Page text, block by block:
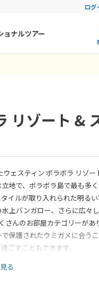
ログ
ハンガリー
クロアチア
ルーマニア
フェロー諸島
ョナルツアー
歴がありません
録がありません
リゾート &
ェスティン ボラボラ リゾー
地で、ボラボラ島で最も多
イルが取り入れられた明る
上バンガロー、さらに広々
さんのお部屋カテゴリーがあ
保護されたウミガメに会う
ごすこともできます。
る